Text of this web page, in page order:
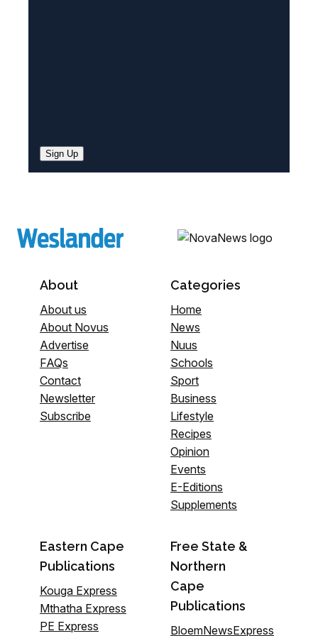
Sign Up
About
About us
About Novus
Advertise
FAQs
Contact
Newsletter
Subscribe
Categories
Home
News
Nuus
Schools
Sport
Business
Lifestyle
Recipes
Opinion
Events
E-Editions
Supplements
Eastern Cape
Publications
Kouga Express
Mthatha Express
PE Express
Free State &
Northern
Cape
Publications
BloemNewsExpress